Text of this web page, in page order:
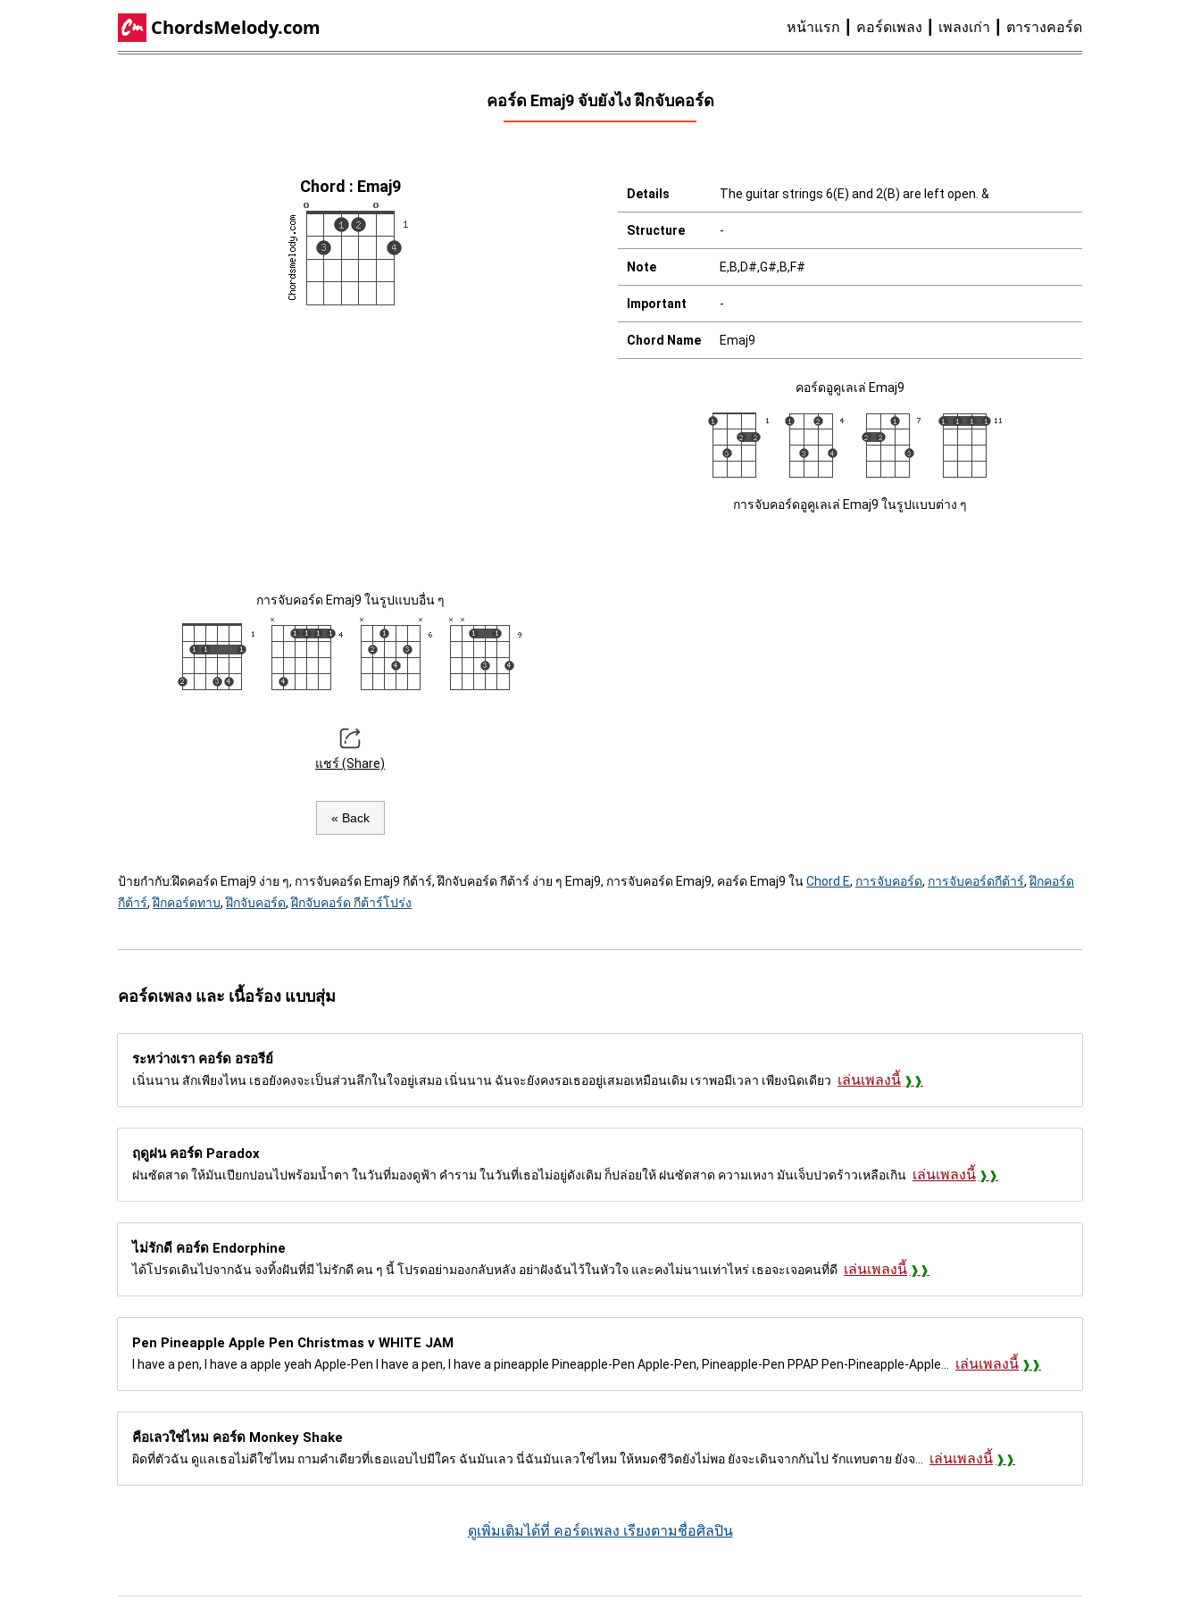
ChordsMelody.com หน้าแรก คอร์ดเพลง เพลงเก่า ตารางคอร์ด
คอร์ด Emaj9 จับยังไง ฝึกจับคอร์ด
Chord : Emaj9
การจับคอร์ด Emaj9 ในรูปแบบอื่น ๆ
แชร์ (Share)
« Back
Details The guitar strings 6(E) and 2(B) are left open. &
Structure -
Note E,B,D#,G#,B,F#
Important -
Chord Name Emaj9
คอร์ดอูคูเลเล่ Emaj9
การจับคอร์ดอูคูเลเล่ Emaj9 ในรูปแบบต่าง ๆ
ป้ายกำกับ:ฝึดคอร์ด Emaj9 ง่าย ๆ, การจับคอร์ด Emaj9 กีต้าร์, ฝึกจับคอร์ด กีต้าร์ ง่าย ๆ Emaj9, การจับคอร์ด Emaj9, คอร์ด Emaj9 ในChord E, การจับคอร์ด, การจับคอร์ดกีต้าร์,ฝึกคอร์ด
กีต้าร์,ฝึกคอร์ดทาบ,ฝึกจับคอร์ด,ฝึกจับคอร์ด กีต้าร์โปร่ง
คอร์ดเพลง และ เนื้อร้อง แบบสุ่ม
ระหว่างเรา คอร์ด อรอรีย์
เนิ่นนาน สักเพียงไหน เธอยังคงจะเป็นส่วนลึกในใจอยู่เสมอ เนิ่นนาน ฉันจะยังคงรอเธออยู่เสมอเหมือนเดิม เราพอมีเวลา เพียงนิดเดียว เล่นเพลงนี้
ฤดูฝน คอร์ด Paradox
ฝนซัดสาด ให้มันเปียกปอนไปพร้อมน้ำตา ในวันที่มองดูฟ้า คำราม ในวันที่เธอไม่อยู่ดังเดิม ก็ปล่อยให้ ฝนซัดสาด ความเหงา มันเจ็บปวดร้าวเหลือเกิน เล่นเพลงนี้
ไม่รักดี คอร์ด Endorphine
ได้โปรดเดินไปจากฉัน จงทิ้งฝันที่มี ไม่รักดี คน ๆ นี้ โปรดอย่ามองกลับหลัง อย่าฝังฉันไว้ในหัวใจ และคงไม่นานเท่าไหร่ เธอจะเจอคนที่ดี เล่นเพลงนี้
Pen Pineapple Apple Pen Christmas v WHITE JAM
I have a pen, I have a apple yeah Apple-Pen I have a pen, I have a pineapple Pineapple-Pen Apple-Pen, Pineapple-Pen PPAP Pen-Pineapple-Apple... เล่นเพลงนี้
คือเลวใช่ไหม คอร์ด Monkey Shake
ผิดที่ตัวฉัน ดูแลเธอไม่ดีใช่ไหม ถามคำเดียวที่เธอแอบไปมีใคร ฉันมันเลว นี่ฉันมันเลวใช่ไหม ให้หมดชีวิตยังไม่พอ ยังจะเดินจากกันไป รักแทบตาย ยังจ... เล่นเพลงนี้
ดูเพิ่มเติมได้ที่ คอร์ดเพลง เรียงตามชื่อศิลปิน